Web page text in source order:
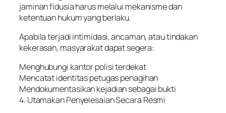
jaminan fidusia harus melalui mekanisme dan
ketentuan hukum yang berlaku.
Apabila terjadi intimidasi, ancaman, atau tindakan
kekerasan, masyarakat dapat segera:
Menghubungi kantor polisi terdekat
Mencatat identitas petugas penagihan
Mendokumentasikan kejadian sebagai bukti
4. Utamakan Penyelesaian Secara Resmi